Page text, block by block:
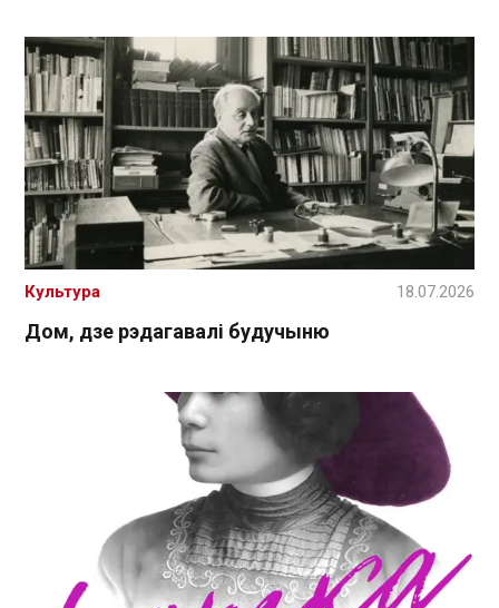
Дом, дзе рэдагавалі будучыню
Культура 18.07.2026